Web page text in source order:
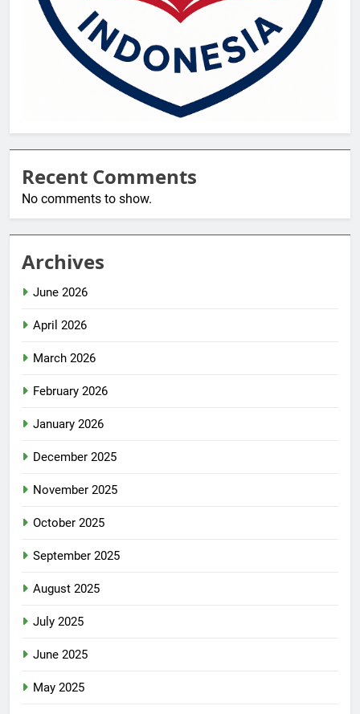
Recent Comments
No comments to show.
Archives
June 2026
April 2026
March 2026
February 2026
January 2026
December 2025
November 2025
October 2025
September 2025
August 2025
July 2025
June 2025
May 2025